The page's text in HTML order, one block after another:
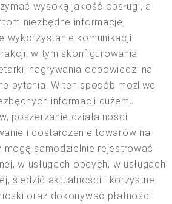
wysoką jakość obsługi, a
niezbędne informacje,
wykorzystanie komunikacji
w tym skonfigurowania
nagrywania odpowiedzi na
pytania. W ten sposób możliwe
informacji dużemu
poszerzanie działalności
i dostarczanie towarów na
mogą samodzielnie rejestrować
w usługach obcych, w usługach
śledzić aktualności i korzystne
oraz dokonywać płatności